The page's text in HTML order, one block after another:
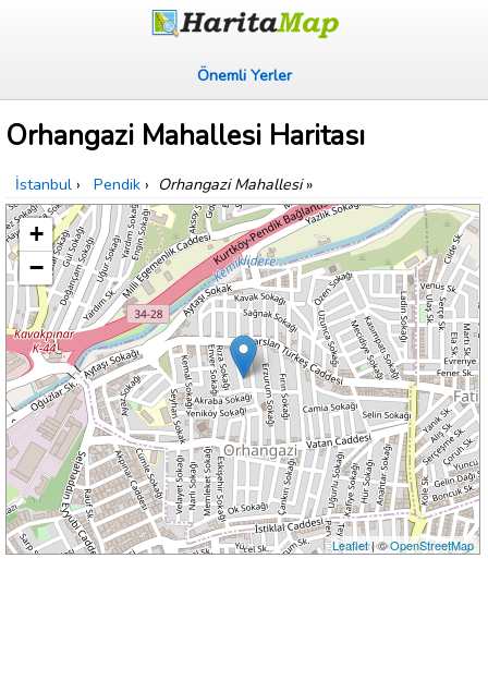
Önemli Yerler
Orhangazi Mahallesi Haritası
İstanbul › Pendik › Orhangazi Mahallesi»
+
−
Leaflet| ©OpenStreetMap